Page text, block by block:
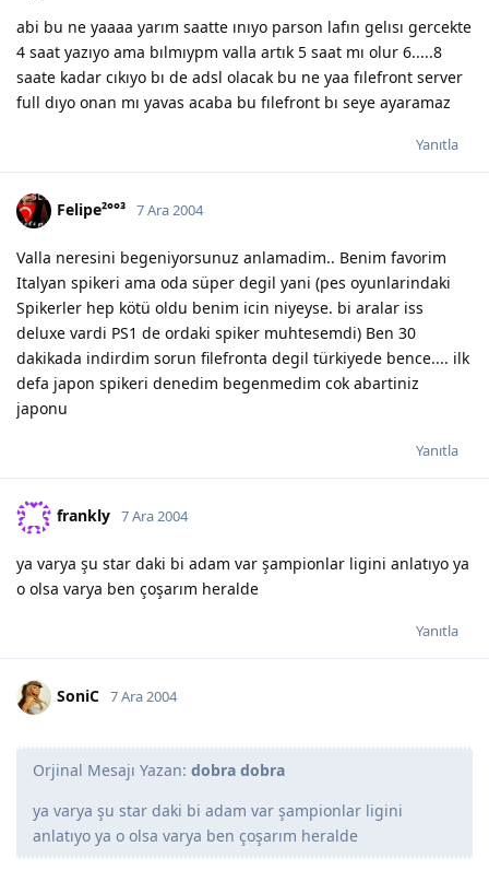
abi bu ne yaaaa yarım saatte ınıyo parson lafın gelısı gercekte
4 saat yazıyo ama bılmıypm valla artık 5 saat mı olur 6.....8
saate kadar cıkıyo bı de adsl olacak bu ne yaa fılefront server
full dıyo onan mı yavas acaba bu fılefront bı seye ayaramaz
Yanıtla
Felipe²°°³ 7 Ara 2004
Valla neresini begeniyorsunuz anlamadim.. Benim favorim
Italyan spikeri ama oda süper degil yani (pes oyunlarindaki
Spikerler hep kötü oldu benim icin niyeyse. bi aralar iss
deluxe vardi PS1 de ordaki spiker muhtesemdi) Ben 30
dakikada indirdim sorun filefronta degil türkiyede bence.... ilk
defa japon spikeri denedim begenmedim cok abartiniz
japonu
Yanıtla
frankly 7 Ara 2004
ya varya şu star daki bi adam var şampionlar ligini anlatıyo ya
o olsa varya ben çoşarım heralde
Yanıtla
SoniC 7 Ara 2004
Orjinal Mesajı Yazan: dobra dobra
ya varya şu star daki bi adam var şampionlar ligini
anlatıyo ya o olsa varya ben çoşarım heralde